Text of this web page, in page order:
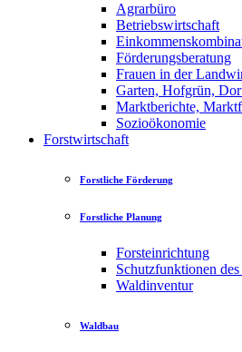
Agrarbüro
Betriebswirtschaft
Förderungsberatung
Frauen in der
Garten, Hofgrün,
Marktberichte,
Sozioökonomie
Forstwirtschaft
Forstliche Förderung
Forstliche Planung
Forsteinrichtung
Schutzfunktionen des
Waldinventur
Waldbau